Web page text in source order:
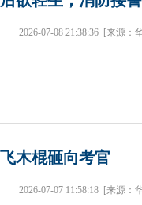
2026-07-08 21:38:36 [来源：
木棍砸向考官
2026-07-07 11:58:18 [来源：